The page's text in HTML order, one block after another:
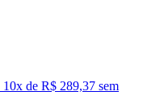
10x de R$ 289,37 sem